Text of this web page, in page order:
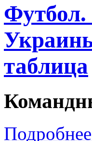
Футбол.
таблица
Подробнее